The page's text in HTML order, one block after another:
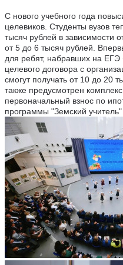
С нового учебного года
целевиков. Студенты вузов
тысяч рублей в зависимости
от 5 до 6 тысяч рублей.
для ребят, набравших на
целевого договора с
смогут получать от 10 до 20
также предусмотрен
первоначальный взнос по
программы "Земский учитель"